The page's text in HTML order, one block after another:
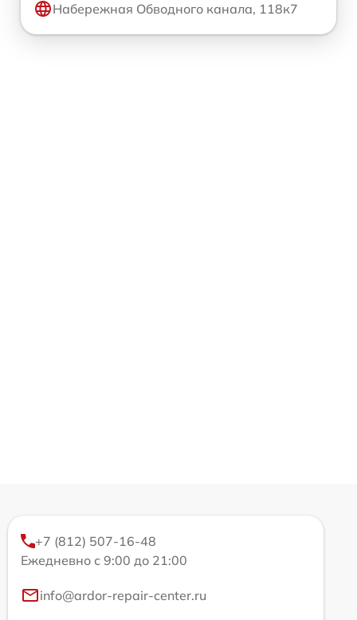
Набережная Обводного канала, 118к7
+7 (812) 507-16-48
Ежедневно с 9:00 до 21:00
info@ardor-repair-center.ru